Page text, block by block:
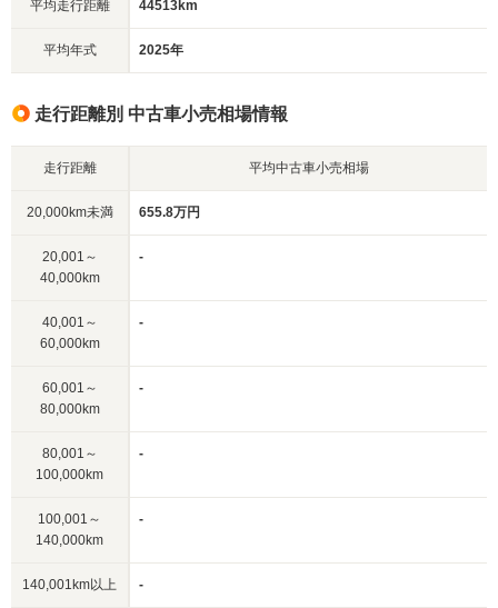
平均走行距離 44513km
平均年式 2025年
走行距離別 中古車小売相場情報
走行距離 平均中古車小売相場
20,000km未満 655.8万円
20,001～
40,000km
-
40,001～
60,000km
-
60,001～
80,000km
-
80,001～
100,000km
-
100,001～
140,000km
-
140,001km以上 -